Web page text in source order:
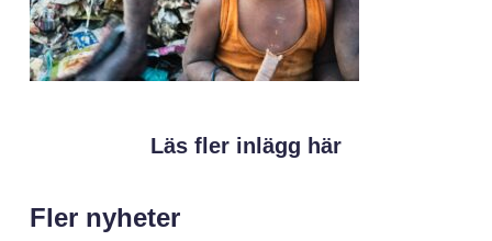
Läs fler inlägg här
Fler nyheter